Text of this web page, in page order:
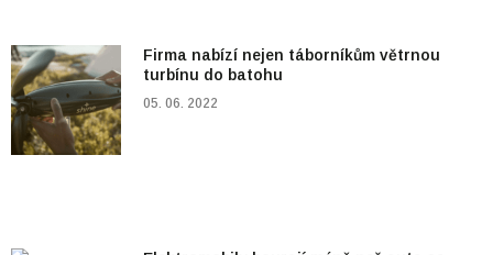
Firma nabízí nejen táborníkům větrnou
turbínu do batohu
05. 06. 2022